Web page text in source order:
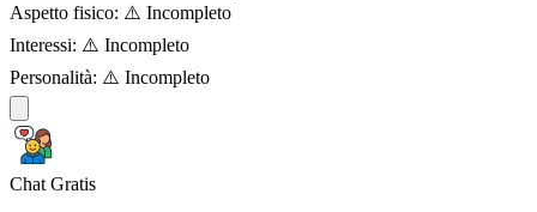
Aspetto fisico: ⚠️ Incompleto
Interessi: ⚠️ Incompleto
Personalità: ⚠️ Incompleto
Chat Gratis